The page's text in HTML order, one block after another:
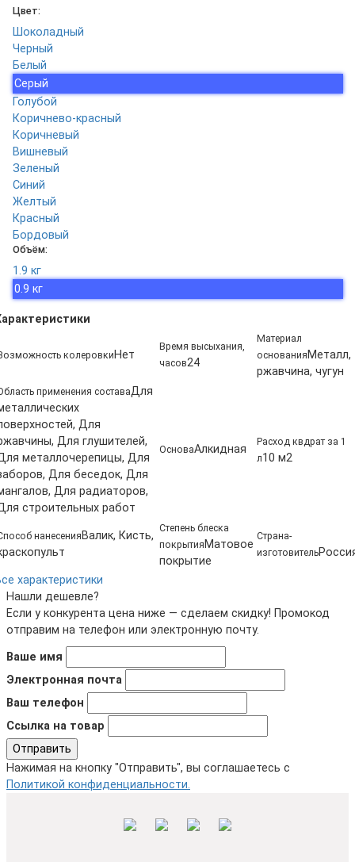
Цвет:
Шоколадный
Черный
Белый
Серый
Голубой
Коричнево-красный
Коричневый
Вишневый
Зеленый
Синий
Желтый
Красный
Бордовый
Объём:
1.9 кг
0.9 кг
колеровки Нет
Время высыхания,
часов24
Материал
основания Металл,
ржавчина, чугун
применения составаДля
Для
Для глушителей,
металлочерепицы, Для
Для беседок, Для
Для радиаторов,
строительных работ
ОсноваАлкидная
Расход квдрат за 1
л10 м2
нанесения Валик, Кисть,
Степень блеска
покрытия Матовое
покрытие
Страна-
изготовитель
характеристики
Нашли дешевле?
Если у конкурента цена ниже — сделаем скидку! Промокод
отправим на телефон или электронную почту.
Ваше имя
Электронная почта
Ваш телефон
Ссылка на товар
Отправить
Нажимая на кнопку "Отправить", вы соглашаетесь с
Политикой конфиденциальности.